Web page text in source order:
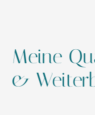
Meine
&